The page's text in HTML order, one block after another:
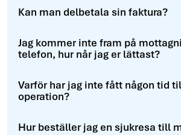
Kan man delbetala sin faktura?
Jag kommer inte fram på
telefon, hur når jag er lättast?
Varför har jag inte fått någon tid
operation?
Hur beställer jag en sjukresa till